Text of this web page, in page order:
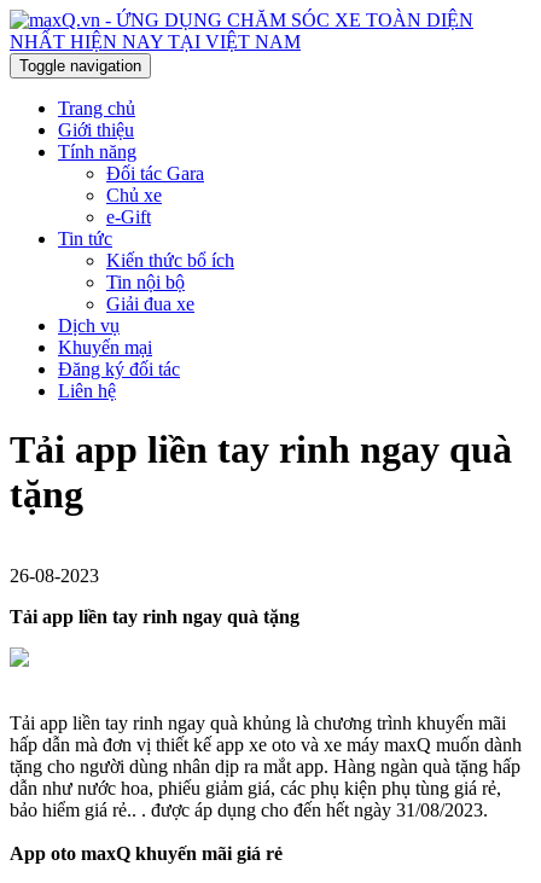
Toggle navigation
Trang chủ
Giới thiệu
Tính năng
Đối tác Gara
Chủ xe
e-Gift
Tin tức
Kiến thức bổ ích
Tin nội bộ
Giải đua xe
Dịch vụ
Khuyến mại
Đăng ký đối tác
Liên hệ
Tải app liền tay rinh ngay quà
tặng
26-08-2023
Tải app liền tay rinh ngay quà tặng
Tải app liền tay rinh ngay quà khủng là chương trình khuyến mãi
hấp dẫn mà đơn vị thiết kế app xe oto và xe máy maxQ muốn dành
tặng cho người dùng nhân dịp ra mắt app. Hàng ngàn quà tặng hấp
dẫn như nước hoa, phiếu giảm giá, các phụ kiện phụ tùng giá rẻ,
bảo hiểm giá rẻ.. . được áp dụng cho đến hết ngày 31/08/2023.
App oto maxQ khuyến mãi giá rẻ